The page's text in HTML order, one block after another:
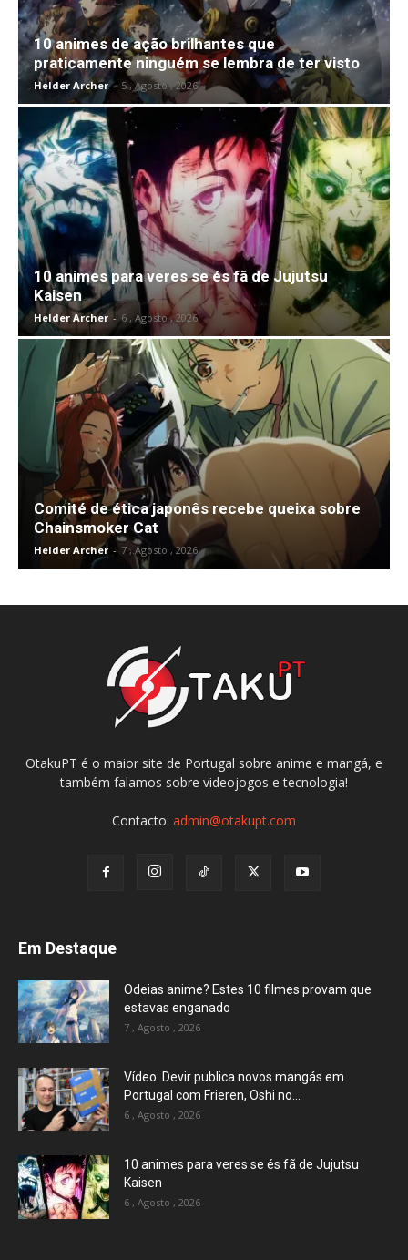
10 animes de ação brilhantes que
praticamente ninguém se lembra de ter visto
Helder Archer - 5 , Agosto , 2026
10 animes para veres se és fã de Jujutsu
Kaisen
Helder Archer - 6 , Agosto , 2026
Comité de ética japonês recebe queixa sobre
Chainsmoker Cat
Helder Archer - 7 , Agosto , 2026
OtakuPT é o maior site de Portugal sobre anime e mangá, e
também falamos sobre videojogos e tecnologia!
Contacto: admin@otakupt.com
Em Destaque
Odeias anime? Estes 10 filmes provam que
estavas enganado
7 , Agosto , 2026
Vídeo: Devir publica novos mangás em
Portugal com Frieren, Oshi no...
6 , Agosto , 2026
10 animes para veres se és fã de Jujutsu
Kaisen
6 , Agosto , 2026